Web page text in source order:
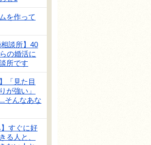
を作って
相談所】40
の婚活に
所です
「見た目
が強い」
そんなあな
】すぐに好
る人と、